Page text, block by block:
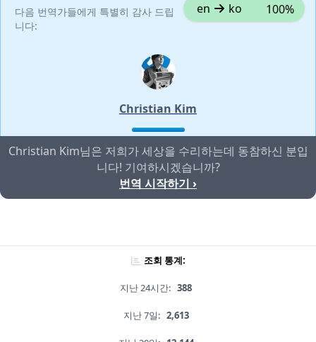
다음 번역가들에게 특별히 감사 드립
니다:
en ko 100%
Christian Kim
Christian Kim님은 저희가 세상을 수리하는데 동참하신 분입
니다! 기여하시겠습니까?
번역 시작하기 ›
조회 통계:
지난 24시간: 388
지난 7일: 2,613